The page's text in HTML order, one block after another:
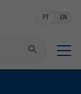
PT EN